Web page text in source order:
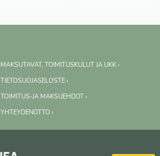
MAKSUTAVAT, TOIMITUSKULUT JA UKK ›
TIETOSUOJASELOSTE ›
TOIMITUS-JA MAKSUEHDOT ›
YHTEYDENOTTO ›